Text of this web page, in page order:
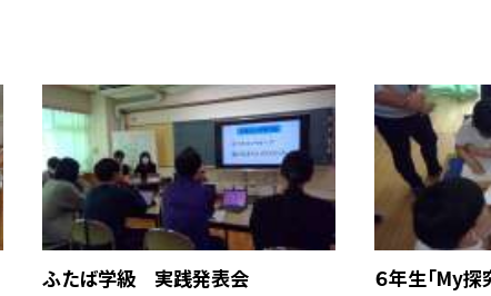
ふたば学級 実践発表会 ６年生「My